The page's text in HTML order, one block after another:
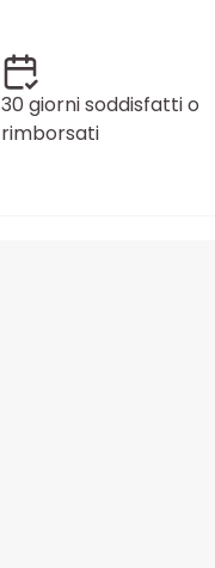
30 giorni soddisfatti o
rimborsati